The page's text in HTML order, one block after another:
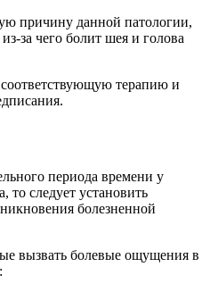
причину данной патологии,
за чего болит шея и голова
терапию и
периода времени у
то следует установить
болезненной
вызвать болевые ощущения в